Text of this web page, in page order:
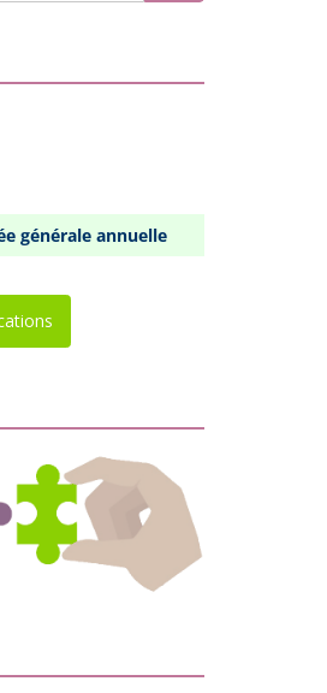
générale annuelle